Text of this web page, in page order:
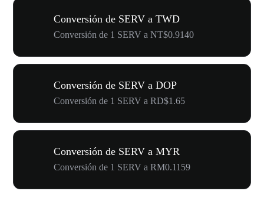
Conversión de SERV a TWD
Conversión de 1 SERV a NT$0.9140
Conversión de SERV a DOP
Conversión de 1 SERV a RD$1.65
Conversión de SERV a MYR
Conversión de 1 SERV a RM0.1159